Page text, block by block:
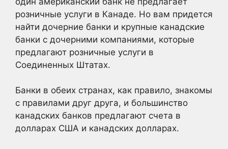
розничные услуги в Канаде. Но вам придется
найти дочерние банки и крупные канадские
банки с дочерними компаниями, которые
предлагают розничные услуги в
Соединенных Штатах.
Банки в обеих странах, как правило, знакомы
с правилами друг друга, и большинство
канадских банков предлагают счета в
долларах США и канадских долларах.